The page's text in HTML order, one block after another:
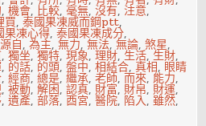
,機會, 比較,毫無,沒有, 注意,
買,泰國果凍威而鋼ptt,
果凍心得,泰國果凍成分,
源自,為主,無力,無法,無論,煞星,
,獨坐,獨特,現象,理財,生活,生財,
, 的話, 的頭,盤中,相結合,真相, 眼睛
,經商,總是,繼承,老師,而來, 能力,
,被動,解困,認真, 財富, 財帛, 財運,
,遺產,部落,酉宮,醫院, 陷入,雖然,